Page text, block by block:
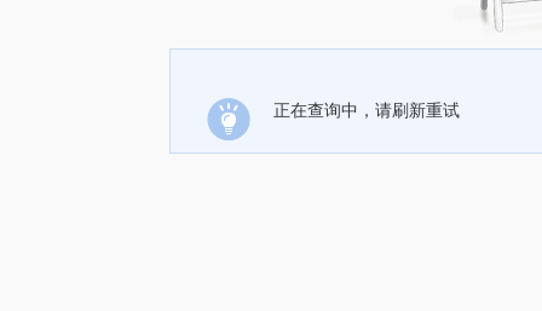
正在查询中，请刷新重试